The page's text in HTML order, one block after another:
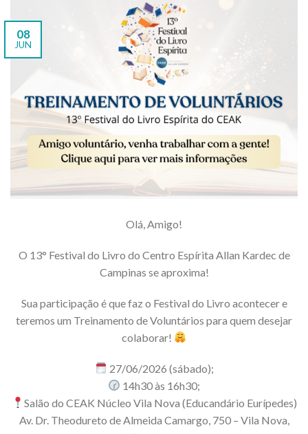
08
JUN
Olá, Amigo!
O 13° Festival do Livro do Centro Espírita Allan Kardec de
Campinas se aproxima!
Sua participação é que faz o Festival do Livro acontecer e
teremos um Treinamento de Voluntários para quem desejar
colaborar!
27/06/2026 (sábado);
14h30 às 16h30;
Salão do CEAK Núcleo Vila Nova (Educandário Eurípedes)
Av. Dr. Theodureto de Almeida Camargo, 750 – Vila Nova,